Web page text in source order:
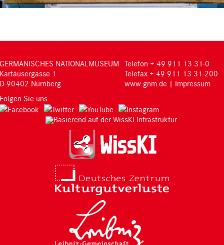
GERMANISCHES NATIONALMUSEUM
Kartäusergasse 1
D-90402 Nürnberg
Telefon + 49 911 13 31-0
Telefax + 49 911 13 31-200
www.gnm.de | Impressum
Folgen Sie uns
Basierend auf der WissKI Infrastruktur